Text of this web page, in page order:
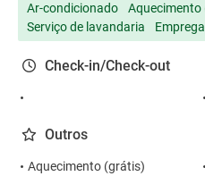
Ar-condicionado
Aquecimento
Serviço de lavandaria
Check-in/Check-out
Outros
Aquecimento (grátis)